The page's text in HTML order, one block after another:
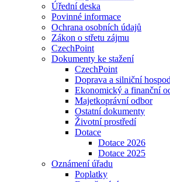
Úřední deska
Povinné informace
Ochrana osobních údajů
Zákon o střetu zájmu
CzechPoint
Dokumenty ke stažení
CzechPoint
Doprava a silniční
Ekonomický a finanční
Majetkoprávní odbor
Ostatní dokumenty
Životní prostředí
Dotace
Dotace 2026
Dotace 2025
Oznámení úřadu
Poplatky